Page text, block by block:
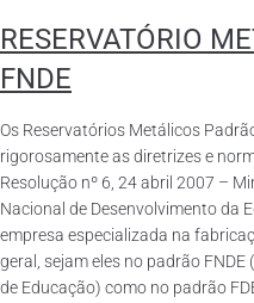
RESERVATÓRIO
FNDE
Os Reservatórios Metálicos
rigorosamente as diretrizes e
Resolução nº 6, 24 abril 2007 –
Nacional de Desenvolvimento da
empresa especializada na
geral, sejam eles no padrão
de Educação) como no padrão